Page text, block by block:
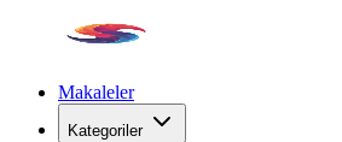
Makaleler
Kategoriler